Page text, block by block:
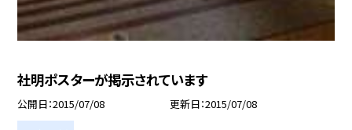
社明ポスターが掲示されています
公開日 2015/07/08 更新日 2015/07/08